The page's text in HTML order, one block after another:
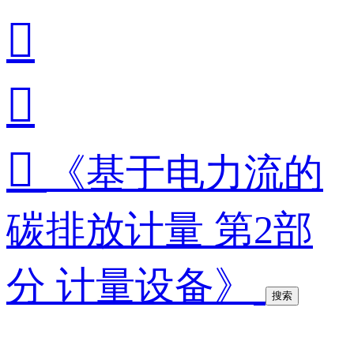



《基于电力流的
碳排放计量 第2部
分 计量设备》
搜索